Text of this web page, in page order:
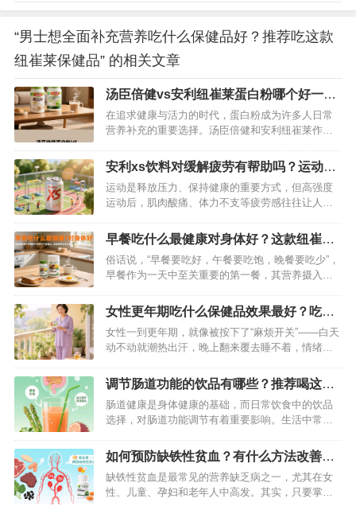
“男士想全面补充营养吃什么保健品好？推荐吃这款
纽崔莱保健品” 的相关文章
汤臣倍健vs安利纽崔莱蛋白粉哪个好一
点？为你深度剖析一下
在追求健康与活力的时代，蛋白粉成为许多人日常
营养补充的重要选择。汤臣倍健和安利纽崔莱作为
消费者放在一起比较。到底哪一款更契合你的需
求？接下来，我们将从原料组成、营养成分、价格
定位、口感体验、适用人群和品牌背景六个维度展
开深度剖析。…
安利xs饮料对缓解疲劳有帮助吗？运动过
后喝一罐轻松消除疲劳
运动是释放压力、保持健康的重要方式，但高强度
运动后，肌肉酸痛、体力不支等疲劳感往往让人困
为很多人的关注点。安利 XS 饮料凭借科学配方与
实际效果，成为运动爱好者的“疲劳救星”，其对缓解
运动疲劳的帮助究竟如何？我们从成分、原理到实
测体验逐一解析。…
早餐吃什么最健康对身体好？这款纽崔莱
产品绝对不容错过
俗话说，“早餐要吃好，午餐要吃饱，晚餐要吃少”，
早餐作为一天中至关重要的第一餐，其营养摄入直
男士们而言，如何在有限的时间内，享用一份既健
康又营养的早餐？纽崔莱男士活力组合给出了完美
答案，以科学配比与便捷体验，成为男士早餐的理
想之选。…
女性更年期吃什么保健品效果最好？吃这
款纽崔莱保健品非常有效
女性一到更年期，就像被按下了“麻烦开关”——白天
动不动就潮热出汗，晚上翻来覆去睡不着，情绪也
品调理，又怕踩坑？其实，选对产品很重要，而纽
崔莱更年期保养片，就是很多姐妹亲测有效的“安心
之选”。…
调节肠道功能的饮品有哪些？推荐喝这款
纽崔莱臻果蔬饮品
肠道健康是身体健康的基础，而日常饮食中的饮品
选择，对肠道功能调节有着重要影响。生活中常见
生菌促进肠道菌群平衡，蜂蜜水通过果糖温和刺激
肠道蠕动，芹菜汁等果蔬汁则凭借膳食纤维帮助肠
道排毒。但要说兼顾便捷性、营养密度和肠道养护
效果的，纽崔莱每日臻果蔬植物营养饮品…
如何预防缺铁性贫血？有什么方法改善？
吃这款纽崔莱产品解决
缺铁性贫血是最常见的营养缺乏病之一，尤其在女
性、儿童、孕妇和老年人中高发。其实，只要掌握